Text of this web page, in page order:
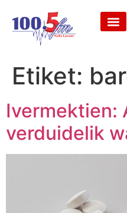
Etiket:
Ivermektien:
verduidelik